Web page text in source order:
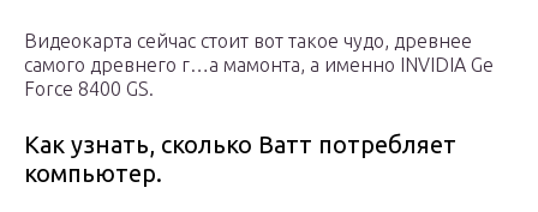
Видеокарта сейчас стоит вот такое чудо, древнее
самого древнего г…а мамонта, а именно INVIDIA Ge
Force 8400 GS.
Как узнать, сколько Ватт потребляет
компьютер.